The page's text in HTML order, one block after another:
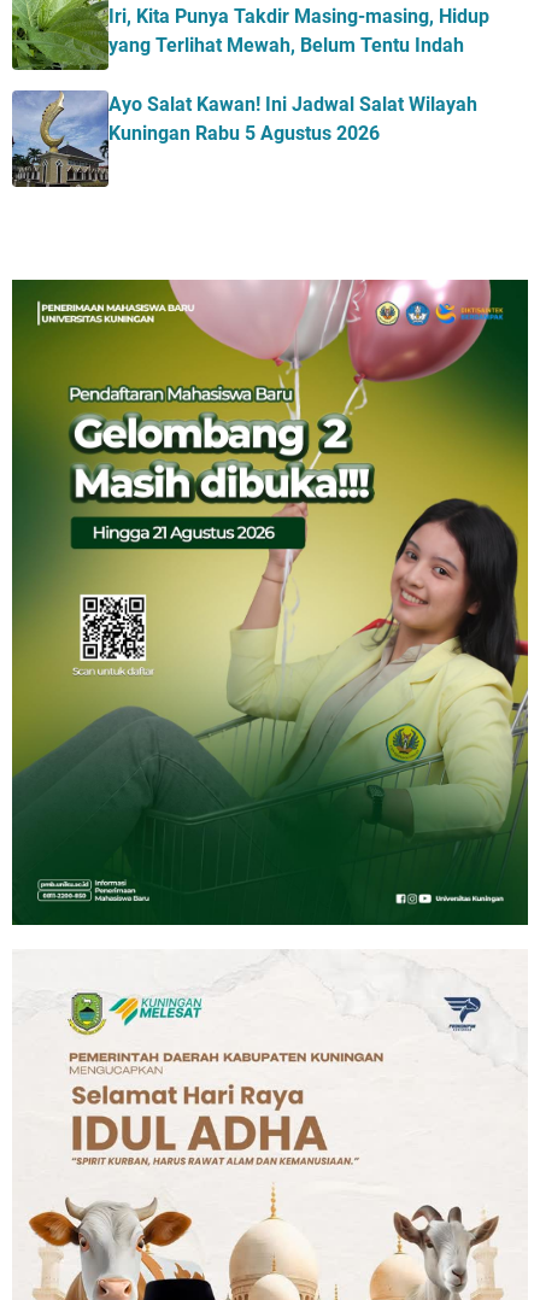
Iri, Kita Punya Takdir Masing-masing, Hidup
yang Terlihat Mewah, Belum Tentu Indah
Ayo Salat Kawan! Ini Jadwal Salat Wilayah
Kuningan Rabu 5 Agustus 2026